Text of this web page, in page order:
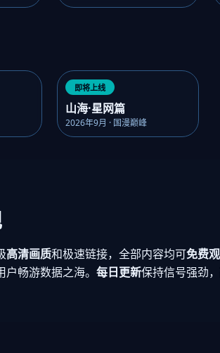
即将上线
山海·星网篇
2026年9月 · 国漫巅峰
高清画质和极速链接，全部内容均可免费
畅游数据之海。 每日更新保持信号强劲，